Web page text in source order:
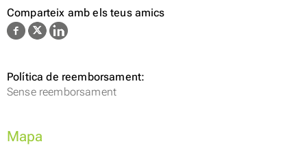
Comparteix amb els teus amics
Política de reemborsament:
Sense reemborsament
Mapa